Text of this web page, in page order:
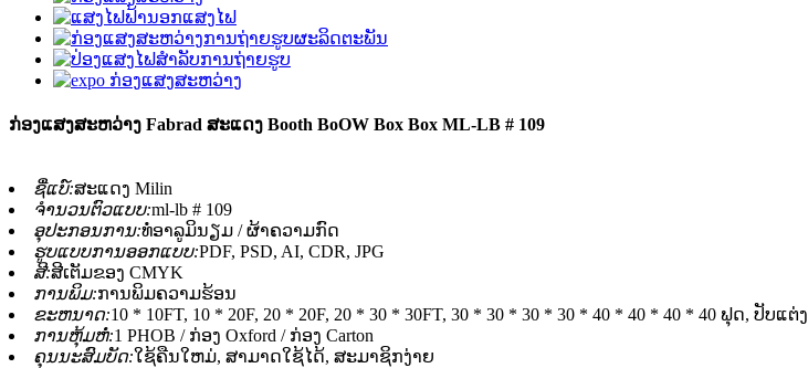
ກ່ອງແສງສະຫວ່າງ Fabrad ສະແດງ Booth BoOW Box Box ML-LB # 109
ຊື່ແບ໌:ສະແດງ Milin
ຈໍານວນຕົວແບບ:ml-lb # 109
ອຸປະກອນການ:ທໍ່ອາລູມິນຽມ / ຜ້າຄວາມກົດ
ຮູບແບບການອອກແບບ:PDF, PSD, AI, CDR, JPG
ສີ:ສີເຕັມຂອງ CMYK
ການພິມ:ການພິມຄວາມຮ້ອນ
ຂະຫນາດ:10 * 10FT, 10 * 20F, 20 * 20F, 20 * 30 * 30FT, 30 * 30 * 30 * 30 * 40 * 40 * 40 * 40 ຟຸດ, ປັບແຕ່ງ
ການຫຸ້ມຫໍ່:1 PHOB / ກ່ອງ Oxford / ກ່ອງ Carton
ຄຸນນະສົມບັດ:ໃຊ້ຄືນໃຫມ່, ສາມາດໃຊ້ໄດ້, ສະມາຊິກງ່າຍ